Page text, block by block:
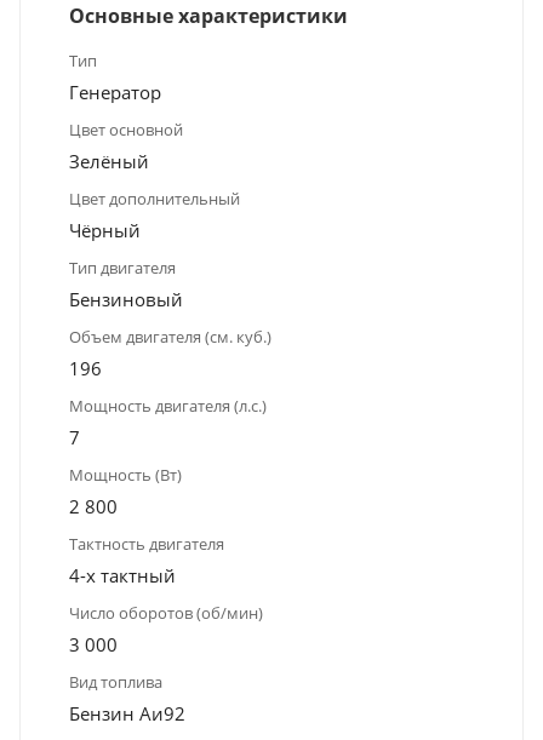
Основные характеристики
Тип
Генератор
Цвет основной
Зелёный
Цвет дополнительный
Чёрный
Тип двигателя
Бензиновый
Объем двигателя (см. куб.)
196
Мощность двигателя (л.с.)
7
Мощность (Вт)
2 800
Тактность двигателя
4-х тактный
Число оборотов (об/мин)
3 000
Вид топлива
Бензин Аи92